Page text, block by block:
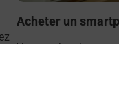
Acheter un
Vous recherchez un